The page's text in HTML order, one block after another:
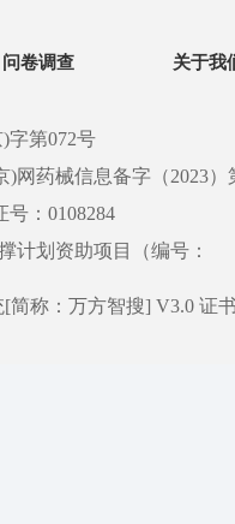
问卷调查 关于我
字第072号
网药械信息备字（2023）
：0108284
计划资助项目（编号：
称：万方智搜] V3.0 证